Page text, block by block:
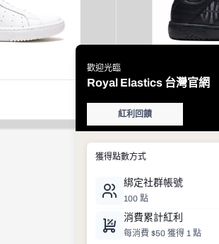
已
折
扣
$4,197
原
價
$4,770
營業時間
營業時間
業日才進行
E-mail：